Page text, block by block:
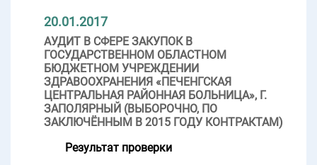
20.01.2017
АУДИТ В СФЕРЕ ЗАКУПОК В
ГОСУДАРСТВЕННОМ ОБЛАСТНОМ
БЮДЖЕТНОМ УЧРЕЖДЕНИИ
ЗДРАВООХРАНЕНИЯ «ПЕЧЕНГСКАЯ
ЦЕНТРАЛЬНАЯ РАЙОННАЯ БОЛЬНИЦА», Г.
ЗАПОЛЯРНЫЙ (ВЫБОРОЧНО, ПО
ЗАКЛЮЧЁННЫМ В 2015 ГОДУ КОНТРАКТАМ)
Результат проверки